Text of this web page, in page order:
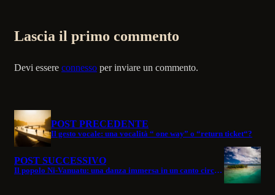
Lascia il primo commento
Devi essere connesso per inviare un commento.
POST PRECEDENTE
Il gesto vocale: una vocalità “ one way” o “return ticket“?
POST SUCCESSIVO
Il popolo Ni-Vanuatu: una danza immersa in un canto circolare